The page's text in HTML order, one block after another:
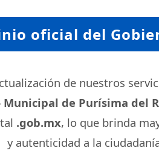
oficial del
de nuestros
Municipal de Purísima del
.gob.mx, lo que brinda
y autenticidad a la